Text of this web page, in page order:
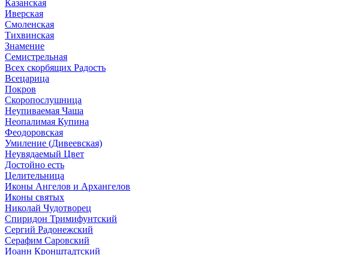
Казанская
Иверская
Смоленская
Тихвинская
Знамение
Семистрельная
Всех скорбящих Радость
Всецарица
Покров
Скоропослушница
Неупиваемая Чаша
Неопалимая Купина
Феодоровская
Умиление (Дивеевская)
Неувядаемый Цвет
Достойно есть
Целительница
Иконы Ангелов и Архангелов
Иконы святых
Николай Чудотворец
Спиридон Тримифунтский
Сергий Радонежский
Серафим Саровский
Иоанн Кронштадтский